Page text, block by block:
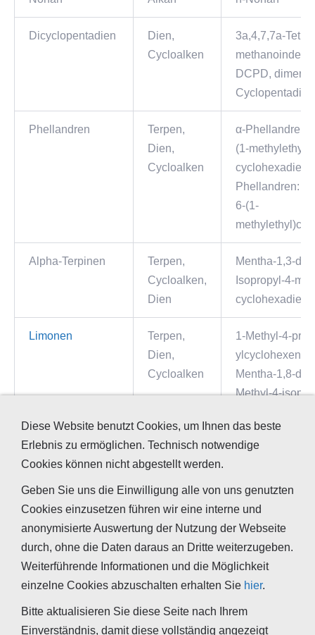
Dicyclopentadien
Dien,
Cycloalken
3a,4,7,7a-
methanoinden,
DCPD, dimeres
Cyclopentadien
Phellandren
Terpen,
Dien,
Cycloalken
α-Phellandren:
(1-
cyclohexadien,
Phellandren:
6-(1-
Alpha-Terpinen
Terpen,
Cycloalken,
Dien
Mentha-1,3-
Isopropyl-4-
cyclohexadien
Limonen
Terpen,
Dien,
Cycloalken
1-Methyl-4-
ylcyclohexen,
Mentha-1,8-
Methyl-4-
4-Isopropenyl-
Dipenten,
Cinen,
Undecan Alkan
Undekan, n-
Undekan,
Diese Website benutzt Cookies, um Ihnen das beste
Erlebnis zu ermöglichen. Technisch notwendige
Cookies können nicht abgestellt werden.
Geben Sie uns die Einwilligung alle von uns genutzten
Cookies einzusetzen führen wir eine interne und
anonymisierte Auswertung der Nutzung der Webseite
durch, ohne die Daten daraus an Dritte weiterzugeben.
Weiterführende Informationen und die Möglichkeit
einzelne Cookies abzuschalten erhalten Sie hier.
Bitte aktualisieren Sie diese Seite nach Ihrem
Einverständnis, damit diese vollständig angezeigt